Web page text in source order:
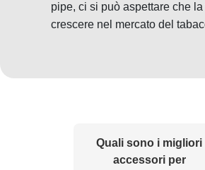
pipe, ci si può aspettare che
crescere nel mercato del
Quali sono i migliori
accessori per